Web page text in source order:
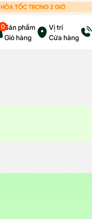
0Sản phẩm
Giỏ hàng
Vị trí
Cửa hàng